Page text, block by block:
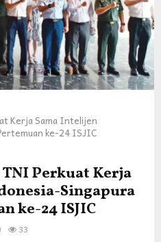
Kerja Sama Intelijen
ke-24 ISJIC
Perkuat Kerja
Singapura
ke-24 ISJIC
33